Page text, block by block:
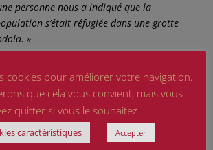
personne nous a indiqué que la
s’était réfugiée dans une grotte
»
deux enfants du pays. Il reste une
par le maire dans son discours:
le 16 avril, inscrit en gros caractères
bar-tabac Mascarello :“Barin est
16 avril”. »Paroles d’anciens pour une
cookies pour améliorer votre navigation.
que cela vous convient, mais vous
quitter si vous le souhaitez.
caractéristiques Accepter